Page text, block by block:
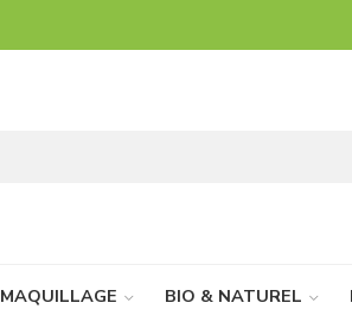
MAQUILLAGE BIO & NATUREL